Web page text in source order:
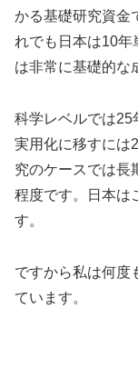
かる基礎研究資金
れでも日本は10
は非常に基礎的な
科学レベルでは25
実用化に移すには
究のケースでは長
程度です。日本は
す。
ですから私は何度
ています。